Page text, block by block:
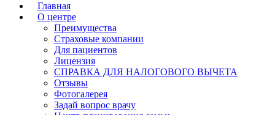
Главная
О центре
Преимущества
Страховые компании
Для пациентов
Лицензия
СПРАВКА ДЛЯ НАЛОГОВОГО ВЫЧЕТА
Отзывы
Фотогалерея
Задай вопрос врачу